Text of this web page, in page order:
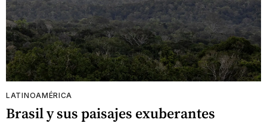
LATINOAMÉRICA
Brasil y sus paisajes exuberantes